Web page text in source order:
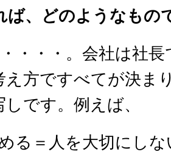
ば、どのようなもの
・・・。会社は社
え方ですべてが決ま
です。例えば、
る＝人を大切にしな